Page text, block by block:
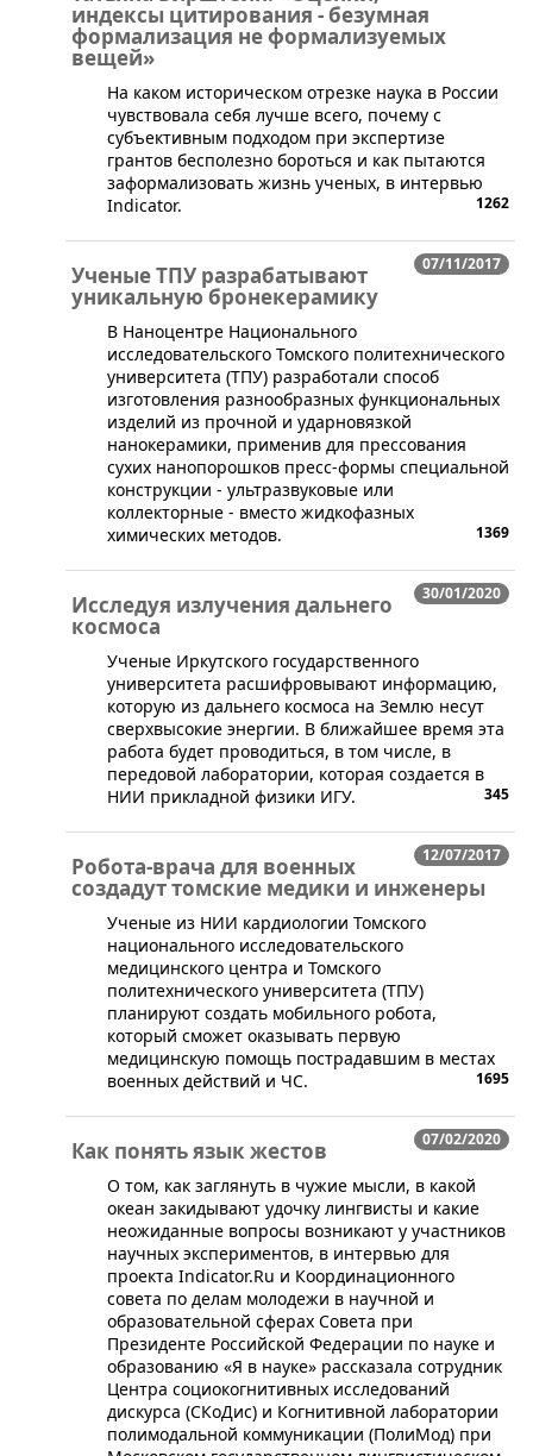
индексы цитирования - безумная
формализация не формализуемых
вещей»
​На каком историческом отрезке наука в России
чувствовала себя лучше всего, почему с
субъективным подходом при экспертизе
грантов бесполезно бороться и как пытаются
заформализовать жизнь ученых, в интервью
Indicator.
1262
07/11/2017
​Ученые ТПУ разрабатывают
уникальную бронекерамику
В Наноцентре Национального
исследовательского Томского политехнического
университета (ТПУ) разработали способ
изготовления разнообразных функциональных
изделий из прочной и ударновязкой
нанокерамики, применив для прессования
сухих нанопорошков пресс-формы специальной
конструкции - ультразвуковые или
коллекторные - вместо жидкофазных
химических методов.
1369
30/01/2020
Исследуя излучения дальнего
космоса
​​Ученые Иркутского государственного
университета расшифровывают информацию,
которую из дальнего космоса на Землю несут
сверхвысокие энергии. В ближайшее время эта
работа будет проводиться, в том числе, в
передовой лаборатории, которая создается в
НИИ прикладной физики ИГУ.
345
12/07/2017
Робота-врача для военных
создадут томские медики и инженеры​
Ученые из НИИ кардиологии Томского
национального исследовательского
медицинского центра и Томского
политехнического университета (ТПУ)
планируют создать мобильного робота,
который сможет оказывать первую
медицинскую помощь пострадавшим в местах
военных действий и ЧС.
1695
07/02/2020
Как понять язык жестов
​О том, как заглянуть в чужие мысли, в какой
океан закидывают удочку лингвисты и какие
неожиданные вопросы возникают у участников
научных экспериментов, в интервью для
проекта Indicator.Ru и Координационного
совета по делам молодежи в научной и
образовательной сферах Совета при
Президенте Российской Федерации по науке и
образованию «Я в науке» рассказала сотрудник
Центра социокогнитивных исследований
дискурса (СКоДис) и Когнитивной лаборатории
полимодальной коммуникации (ПолиМод) при